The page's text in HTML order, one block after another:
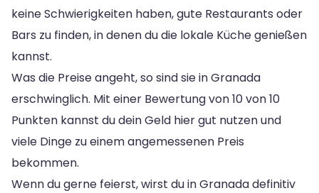
keine Schwierigkeiten haben, gute Restaurants oder
Bars zu finden, in denen du die lokale Küche genießen
kannst.
Was die Preise angeht, so sind sie in Granada
erschwinglich. Mit einer Bewertung von 10 von 10
Punkten kannst du dein Geld hier gut nutzen und
viele Dinge zu einem angemessenen Preis
bekommen.
Wenn du gerne feierst, wirst du in Granada definitiv